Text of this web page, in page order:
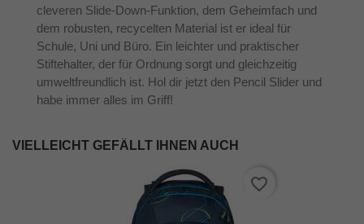
cleveren Slide-Down-Funktion, dem Geheimfach und
dem robusten, recycelten Material ist er ideal für
Schule, Uni und Büro. Ein leichter und praktischer
Stiftehalter, der für Ordnung sorgt und gleichzeitig
umweltfreundlich ist. Hol dir jetzt den Pencil Slider und
habe immer alles im Griff!
VIELLEICHT GEFÄLLT IHNEN AUCH
favorite_border